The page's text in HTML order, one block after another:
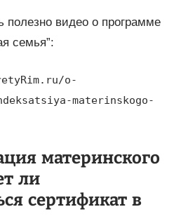
полезно видео о программе
семья”:
o-
materinskogo-
материнского
ли
сертификат в